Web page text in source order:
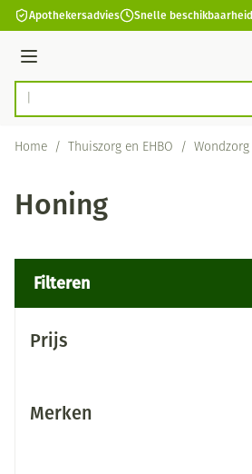
Ga naar de inhoud
Apothekersadvies Snelle beschikbaarheid
Menu
Product, merk, categorie...
Home / Thuiszorg en EHBO / Wondzorg
Honing
Filteren
Prijs
Merken